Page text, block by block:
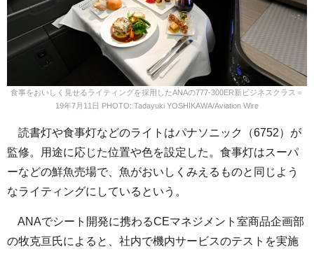
食事をおいしく見せるライティングを採用したANAの777-300ER新ビジネスクラス＝
19年7月11日 PHOTO: Tadayuki YOSHIKAWA/Aviation Wire
読書灯や食事灯などのライトはパナソニック（6752）が
監修。用途に応じた位置や色を設定した。食事灯はスーパ
ーなどの鮮魚売場で、魚がおいしくみえるものと同じよう
なライティングにしているという。
ANAでシート開発に携わるCEマネジメント室商品企画部
の牧克亘氏によると、社内で機内サービスのテストを実施